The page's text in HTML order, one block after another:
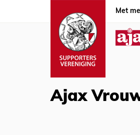
Met
Ajax